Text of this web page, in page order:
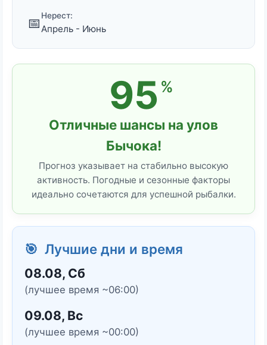
📅 Нерест:
Апрель - Июнь
95 %
Отличные шансы на улов
Бычока!
Прогноз указывает на стабильно высокую
активность. Погодные и сезонные факторы
идеально сочетаются для успешной рыбалки.
🎯 Лучшие дни и время
08.08, Сб
(лучшее время ~06:00)
09.08, Вс
(лучшее время ~00:00)